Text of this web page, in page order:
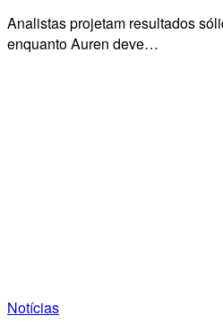
Analistas projetam resultados
enquanto Auren deve…
Notícias